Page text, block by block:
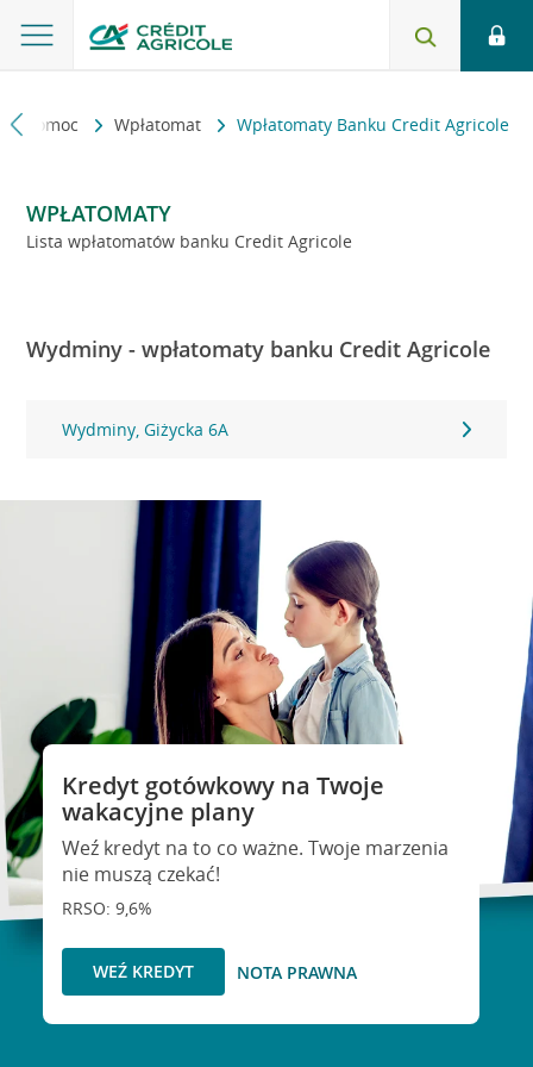
i pomoc Wpłatomat Wpłatomaty Banku Credit Agricole
WPŁATOMATY
Lista wpłatomatów banku Credit Agricole
Wydminy - wpłatomaty banku Credit Agricole
Wydminy, Giżycka 6A
Kredyt gotówkowy na Twoje
wakacyjne plany
Weź kredyt na to co ważne. Twoje marzenia
nie muszą czekać!
RRSO: 9,6%
WEŹ KREDYT NOTA PRAWNA